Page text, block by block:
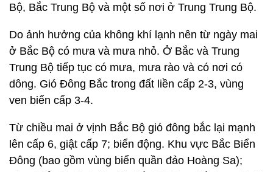
Bộ, Bắc Trung Bộ và một số nơi ở Trung Trung Bộ.
Do ảnh hưởng của không khí lạnh nên từ ngày mai
ở Bắc Bộ có mưa và mưa nhỏ. Ở Bắc và Trung
Trung Bộ tiếp tục có mưa, mưa rào và có nơi có
dông. Gió Đông Bắc trong đất liền cấp 2-3, vùng
ven biển cấp 3-4.
Từ chiều mai ở vịnh Bắc Bộ gió đông bắc lại mạnh
lên cấp 6, giật cấp 7; biển động. Khu vực Bắc Biển
Đông (bao gồm vùng biển quần đảo Hoàng Sa);